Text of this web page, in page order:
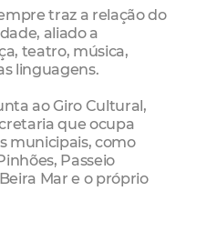
traz a relação do
aliado a
teatro, música,
linguagens.
ao Giro Cultural,
que ocupa
municipais, como
Passeio
Mar e o próprio